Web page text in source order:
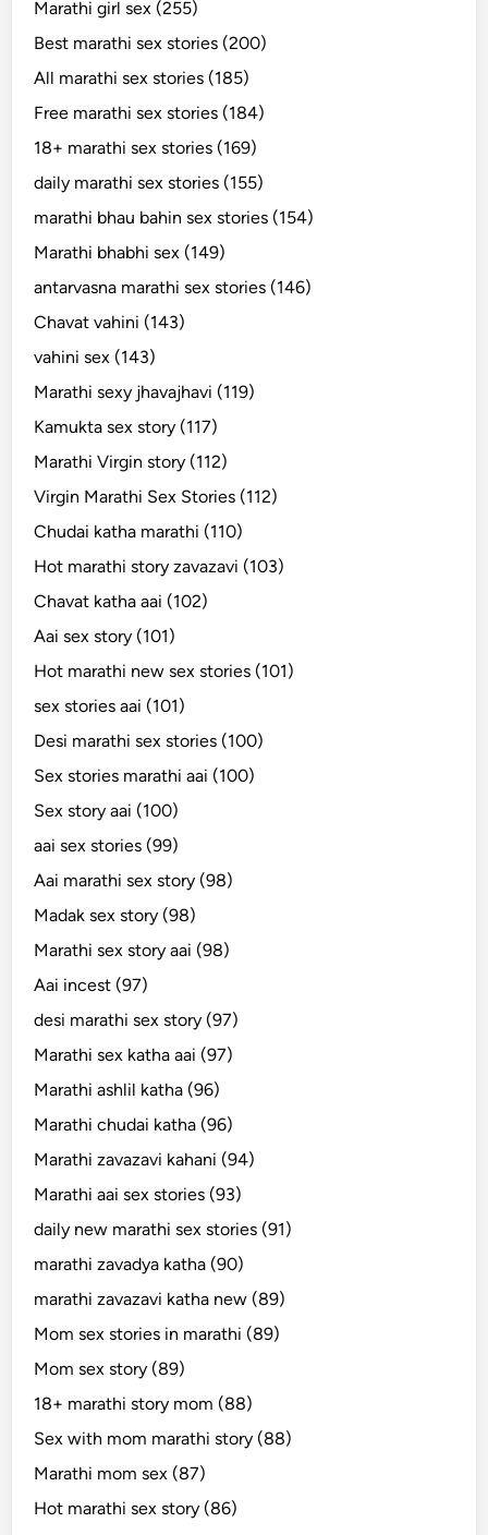
Marathi girl sex (255)
Best marathi sex stories (200)
All marathi sex stories (185)
Free marathi sex stories (184)
18+ marathi sex stories (169)
daily marathi sex stories (155)
marathi bhau bahin sex stories (154)
Marathi bhabhi sex (149)
antarvasna marathi sex stories (146)
Chavat vahini (143)
vahini sex (143)
Marathi sexy jhavajhavi (119)
Kamukta sex story (117)
Marathi Virgin story (112)
Virgin Marathi Sex Stories (112)
Chudai katha marathi (110)
Hot marathi story zavazavi (103)
Chavat katha aai (102)
Aai sex story (101)
Hot marathi new sex stories (101)
sex stories aai (101)
Desi marathi sex stories (100)
Sex stories marathi aai (100)
Sex story aai (100)
aai sex stories (99)
Aai marathi sex story (98)
Madak sex story (98)
Marathi sex story aai (98)
Aai incest (97)
desi marathi sex story (97)
Marathi sex katha aai (97)
Marathi ashlil katha (96)
Marathi chudai katha (96)
Marathi zavazavi kahani (94)
Marathi aai sex stories (93)
daily new marathi sex stories (91)
marathi zavadya katha (90)
marathi zavazavi katha new (89)
Mom sex stories in marathi (89)
Mom sex story (89)
18+ marathi story mom (88)
Sex with mom marathi story (88)
Marathi mom sex (87)
Hot marathi sex story (86)